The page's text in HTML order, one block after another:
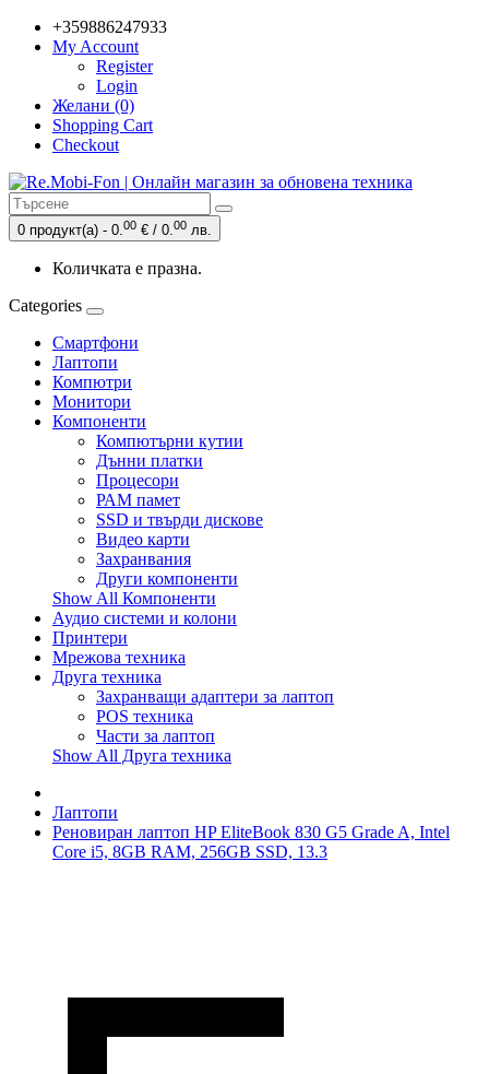
+359886247933
My Account
Register
Login
Желани (0)
Shopping Cart
Checkout
0 продукт(а) - 0.00 € / 0.00 лв.
Количката е празна.
Categories
Смартфони
Лаптопи
Компютри
Монитори
Компоненти
Компютърни кутии
Дънни платки
Процесори
РАМ памет
SSD и твърди дискове
Видео карти
Захранвания
Други компоненти
Show All Компоненти
Аудио системи и колони
Принтери
Мрежова техника
Друга техника
Захранващи адаптери за лаптоп
POS техника
Части за лаптоп
Show All Друга техника
Лаптопи
Реновиран лаптоп HP EliteBook 830 G5 Grade A, Intel
Core i5, 8GB RAM, 256GB SSD, 13.3